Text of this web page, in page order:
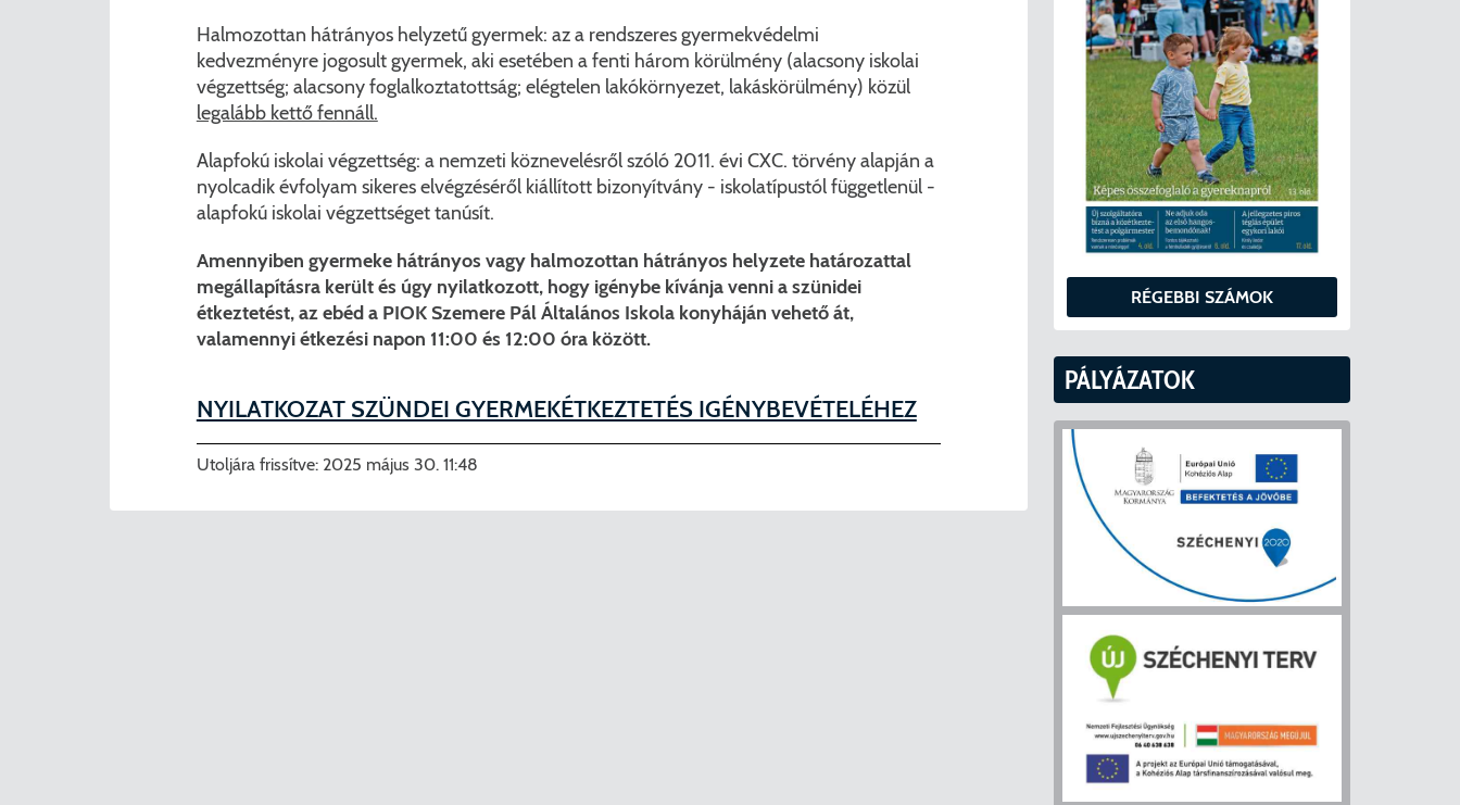
Halmozottan hátrányos helyzetű gyermek: az a rendszeres gyermekvédelmi
kedvezményre jogosult gyermek, aki esetében a fenti három körülmény (alacsony iskolai
végzettség; alacsony foglalkoztatottság; elégtelen lakókörnyezet, lakáskörülmény) közül
legalább kettő fennáll.
Alapfokú iskolai végzettség: a nemzeti köznevelésről szóló 2011. évi CXC. törvény alapján a
nyolcadik évfolyam sikeres elvégzéséről kiállított bizonyítvány - iskolatípustól függetlenül -
alapfokú iskolai végzettséget tanúsít.
Amennyiben gyermeke hátrányos vagy halmozottan hátrányos helyzete határozattal
megállapításra került és úgy nyilatkozott, hogy igénybe kívánja venni a szünidei
étkeztetést, az ebéd a PIOK Szemere Pál Általános Iskola konyháján vehető át,
valamennyi étkezési napon 11:00 és 12:00 óra között.
NYILATKOZAT SZÜNDEI GYERMEKÉTKEZTETÉS IGÉNYBEVÉTELÉHEZ
Utoljára frissítve: 2025 május 30. 11:48
RÉGEBBI SZÁMOK
PÁLYÁZATOK